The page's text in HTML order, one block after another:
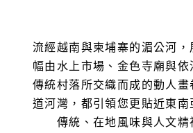
流經越南與柬埔寨的湄公河，
幅由水上市場、金色寺廟與依
傳統村落所交織而成的動人畫
道河灣，都引領您更貼近東南
傳統、在地風味與人文精